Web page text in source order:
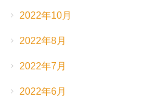
2022年10月
2022年8月
2022年7月
2022年6月